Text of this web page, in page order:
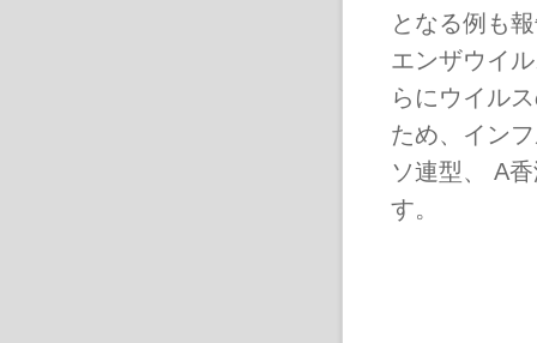
となる例も
エンザウイ
らにウイル
ため、イン
ソ連型、 A
す。